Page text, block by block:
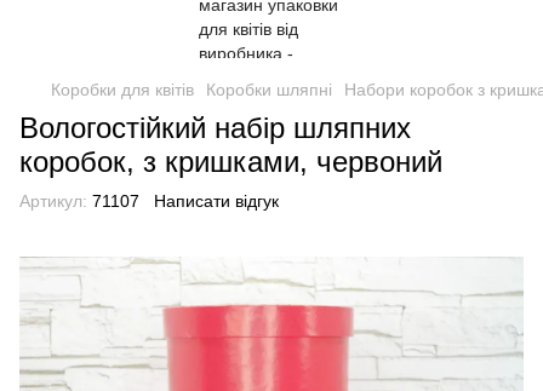
Коробки для квітів Коробки шляпні Набори коробок з
Вологостійкий набір шляпних
коробок, з кришками, червоний
Артикул: 71107 Написати відгук